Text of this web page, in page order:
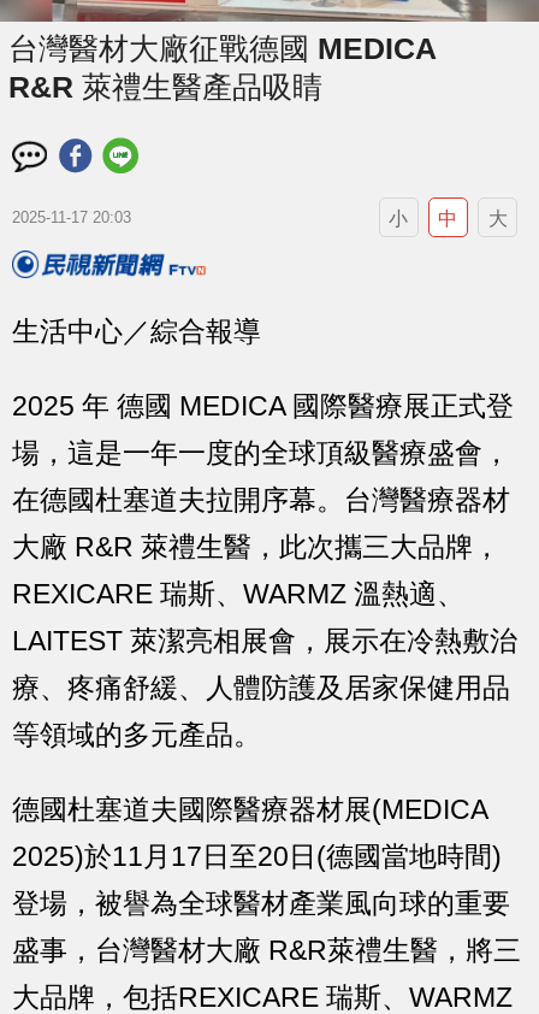
台灣醫材大廠征戰德國 MEDICA
R&R 萊禮生醫產品吸睛
2025-11-17 20:03 小 中 大
生活中心／綜合報導
2025 年 德國 MEDICA 國際醫療展正式登
場，這是一年一度的全球頂級醫療盛會，
在德國杜塞道夫拉開序幕。台灣醫療器材
大廠 R&R 萊禮生醫，此次攜三大品牌，
REXICARE 瑞斯、WARMZ 溫熱適、
LAITEST 萊潔亮相展會，展示在冷熱敷治
療、疼痛舒緩、人體防護及居家保健用品
等領域的多元產品。
德國杜塞道夫國際醫療器材展(MEDICA
2025)於11月17日至20日(德國當地時間)
登場，被譽為全球醫材產業風向球的重要
盛事，台灣醫材大廠 R&R萊禮生醫，將三
大品牌，包括REXICARE 瑞斯、WARMZ